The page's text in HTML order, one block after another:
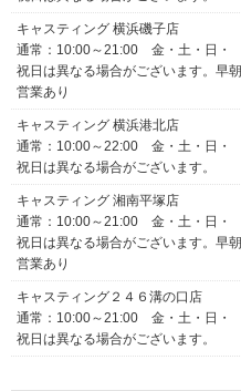
キャスティング 横浜磯子店
通常：10:00～21:00 金・土・日・
祝日は異なる場合がございます。早朝
営業あり
キャスティング 横浜港北店
通常：10:00～22:00 金・土・日・
祝日は異なる場合がございます。
キャスティング 湘南平塚店
通常：10:00～21:00 金・土・日・
祝日は異なる場合がございます。早朝
営業あり
キャスティング２４６溝の口店
通常：10:00～21:00 金・土・日・
祝日は異なる場合がございます。